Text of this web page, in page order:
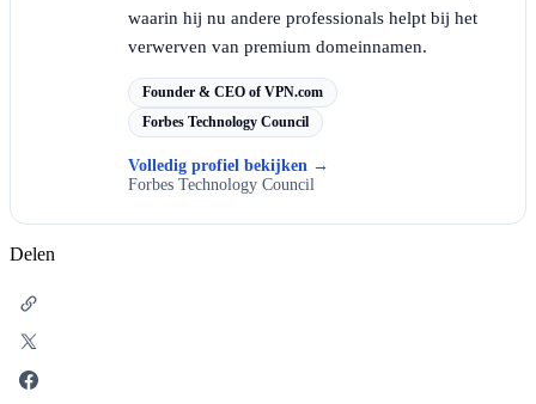
waarin hij nu andere professionals helpt bij het
verwerven van premium domeinnamen.
Founder & CEO of VPN.com
Forbes Technology Council
Volledig profiel bekijken →
Forbes Technology Council
Delen